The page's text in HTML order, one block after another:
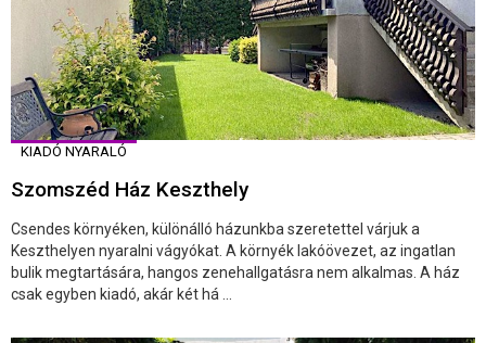
KIADÓ NYARALÓ
Szomszéd Ház Keszthely
Csendes környéken, különálló házunkba szeretettel várjuk a
Keszthelyen nyaralni vágyókat. A környék lakóövezet, az ingatlan
bulik megtartására, hangos zenehallgatásra nem alkalmas. A ház
csak egyben kiadó, akár két há ...